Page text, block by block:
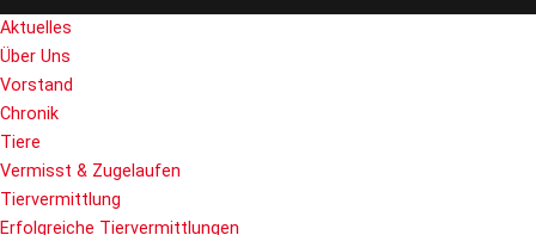
Aktuelles
Über Uns
Vorstand
Chronik
Tiere
Vermisst & Zugelaufen
Tiervermittlung
Erfolgreiche Tiervermittlungen